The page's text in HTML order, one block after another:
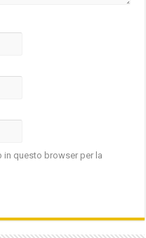
in questo browser per la